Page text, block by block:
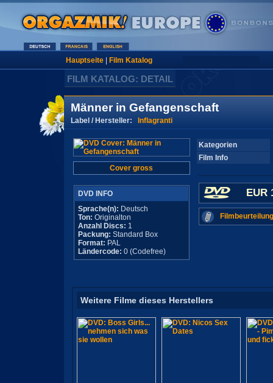
Hauptseite| Film Katalog
FILM KATALOG: DETAIL
Männer in Gefangenschaft
Label / Hersteller: Inflagranti
Cover gross
DVD INFO
Sprache(n): Deutsch
Ton: Originalton
Anzahl Discs: 1
Packung: Standard Box
Format: PAL
Ländercode: 0 (Codefree)
Kategorien
Film Info
EUR
Weitere Filme dieses Herstellers